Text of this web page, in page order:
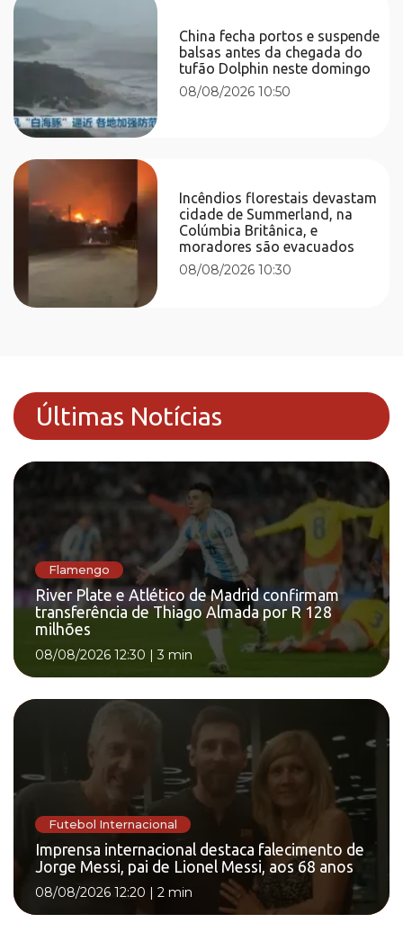
China fecha portos e suspende
balsas antes da chegada do
tufão Dolphin neste domingo
08/08/2026 10:50
Incêndios florestais devastam
cidade de Summerland, na
Colúmbia Britânica, e
moradores são evacuados
08/08/2026 10:30
Últimas Notícias
Flamengo
River Plate e Atlético de Madrid confirmam
transferência de Thiago Almada por R 128
milhões
08/08/2026 12:30 |3 min
Futebol Internacional
Imprensa internacional destaca falecimento de
Jorge Messi, pai de Lionel Messi, aos 68 anos
08/08/2026 12:20 | 2 min